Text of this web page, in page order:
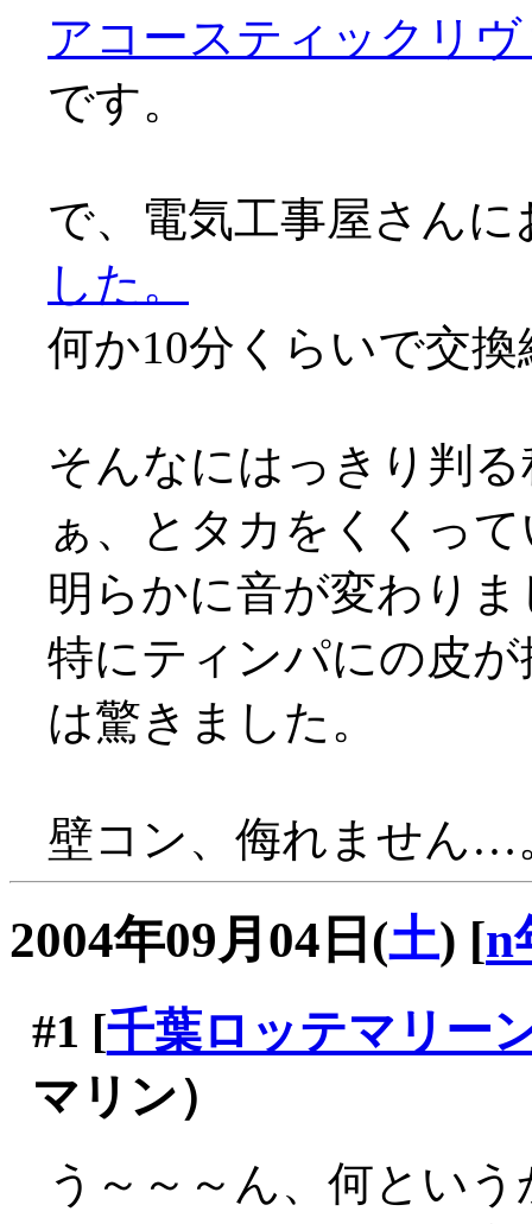
アコースティックリ
です。
で、電気工事屋さん
した。
何か10分くらいで交
そんなにはっきり判
ぁ、とタカをくくっ
明らかに音が変わり
特にティンパにの皮
は驚きました。
壁コン、侮れません…
2004年09月04日(土) [n
#1 [千葉ロッテマリー
マリン）
う～～～ん、何とい